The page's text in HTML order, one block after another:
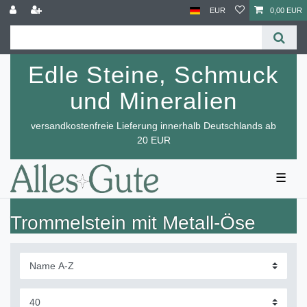
EUR 0,00 EUR
Edle Steine, Schmuck
und Mineralien
versandkostenfreie Lieferung innerhalb Deutschlands ab
20 EUR
☰
Trommelstein mit Metall-Öse